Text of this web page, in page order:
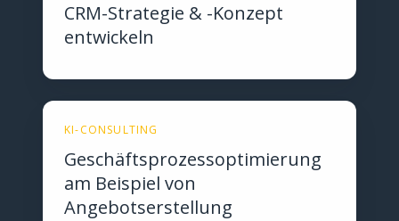
CRM-Strategie & -Konzept
entwickeln
KI-CONSULTING
Geschäftsprozessoptimierung
am Beispiel von
Angebotserstellung